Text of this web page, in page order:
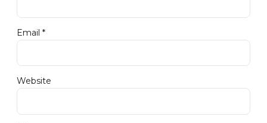
Email *
Website